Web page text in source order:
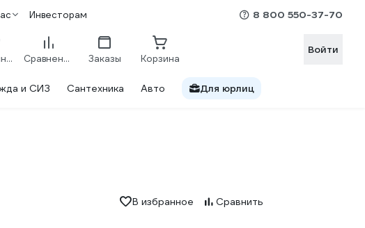
Инвесторам 8 800 550-37-70
Избранное Сравнение Заказы Корзина
Войти
и СИЗ Сантехника Авто Для юрлиц
В избранное Сравнить